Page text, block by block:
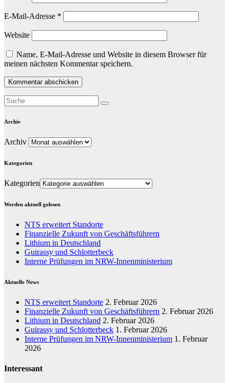
E-Mail-Adresse *
Website
Name, E-Mail-Adresse und Website in diesem Browser für
meinen nächsten Kommentar speichern.
Archiv
Archiv
Kategorien
Kategorien
Werden aktuell gelesen
NTS erweitert Standorte
Finanzielle Zukunft von Geschäftsführern
Lithium in Deutschland
Guirassy und Schlotterbeck
Interne Prüfungen im NRW-Innenministerium
Aktuelle News
NTS erweitert Standorte 2. Februar 2026
Finanzielle Zukunft von Geschäftsführern 2. Februar 2026
Lithium in Deutschland 2. Februar 2026
Guirassy und Schlotterbeck 1. Februar 2026
Interne Prüfungen im NRW-Innenministerium 1. Februar
2026
Interessant